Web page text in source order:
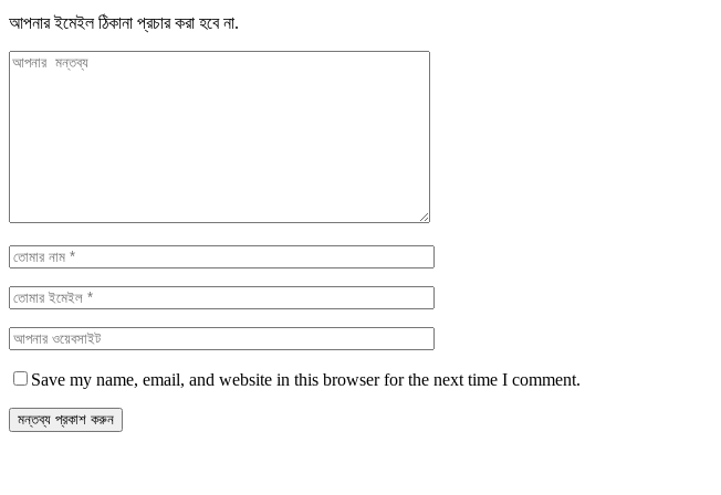
আপনার ইমেইল ঠিকানা প্রচার করা হবে না.
Save my name, email, and website in this browser for the next time I comment.